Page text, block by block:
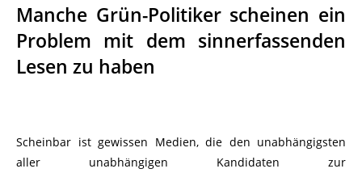
Manche Grün-Politiker scheinen ein
Problem mit dem sinnerfassenden
Lesen zu haben
Scheinbar ist gewissen Medien, die den unabhängigsten
aller unabhängigen Kandidaten zur